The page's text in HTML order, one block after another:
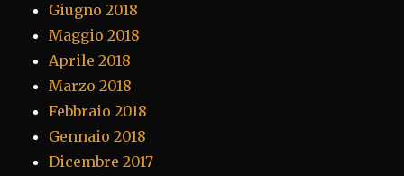
Giugno 2018
Maggio 2018
Aprile 2018
Marzo 2018
Febbraio 2018
Gennaio 2018
Dicembre 2017